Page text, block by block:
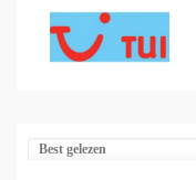
Best gelezen